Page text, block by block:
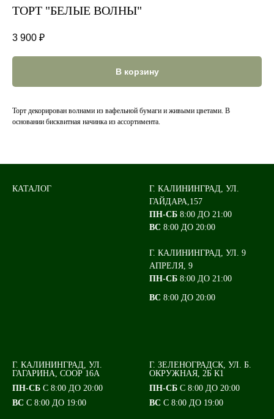
ТОРТ "БЕЛЫЕ ВОЛНЫ"
3 900 ₽
В корзину
Торт декорирован волнами из вафельной бумаги и живыми цветами. В
основании бисквитная начинка из ассортимента.
КАТАЛОГ
Г. КАЛИНИНГРАД, УЛ.
ГАЙДАРА,157
ПН-СБ 8:00 ДО 21:00
ВС 8:00 ДО 20:00
Г. КАЛИНИНГРАД, УЛ. 9
АПРЕЛЯ, 9
ПН-СБ 8:00 ДО 21:00
ВС 8:00 ДО 20:00
Г. КАЛИНИНГРАД, УЛ.
ГАГАРИНА, СООР 16А
ПН-СБ С 8:00 ДО 20:00
ВС С 8:00 ДО 19:00
Г. ЗЕЛЕНОГРАДСК, УЛ. Б.
ОКРУЖНАЯ, 2Б К1
ПН-СБ С 8:00 ДО 20:00
ВС С 8:00 ДО 19:00